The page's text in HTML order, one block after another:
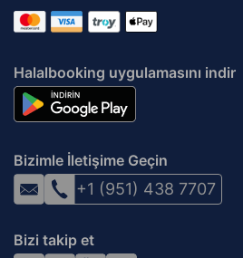
Halalbooking uygulamasını indir
Bizimle İletişime Geçin
+1 (951) 438 7707
Bizi takip et